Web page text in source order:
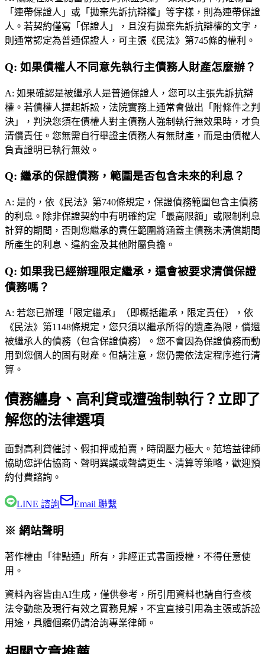
「連帶保證人」或「拋棄先訴抗辯權」等字樣，則為連帶保證
人。若契約僅寫「保證人」，且沒有拋棄先訴抗辯權的文字，
則通常認定為普通保證人，可主張《民法》第745條的權利。
Q: 如果債權人不同意先執行主債務人財產怎麼辦？
A: 如果確認是被繼承人是普通保證人，您可以主張先訴抗辯
權。若債權人提起訴訟，法院實務上通常會做出「附條件之判
決」，判決您須在債權人對主債務人強制執行無效果時，才負
清償責任。您無需自行舉證主債務人有無財產，而是由債權人
負責證明已執行無效。
Q: 繼承的保證債務，範圍是否包含未來的利息？
A: 是的，依《民法》第740條規定，保證債務範圍包含主債務
的利息。除非保證契約中有明確約定「最高限額」或限制利息
計算的期間，否則您繼承的責任範圍將涵蓋主債務未清償期間
所產生的利息、違約金及其他附屬負擔。
Q: 如果我已經辦理限定繼承，還會被要求清償保證
債務嗎？
A: 若您已辦理「限定繼承」（即概括繼承，限定責任），依
《民法》第1148條規定，您只須以繼承所得的遺產為限，償還
被繼承人的債務（包含保證債務）。您不會因為保證債務而動
用到您個人的固有財產。但請注意，您仍需依法定程序進行清
算。
債務纏身、高利貸或遭強制執行？立即了
解您的法律選項
面對高利貸催討、假扣押或拍賣，時間壓力極大。 范培益律師
協助您評估協商、聲明異議或聲請更生、清算等策略，歡迎預
約付費諮詢。
LINE 諮詢 Email 聯繫
※ 網站聲明
著作權由「律點通」所有，非經正式書面授權，不得任意使
用。
資料內容皆由AI生成，僅供參考，所引用資料也請自行查核
法令動態及現行有效之實務見解，不宜直接引用為主張或訴訟
用途，具體個案仍請洽詢專業律師。